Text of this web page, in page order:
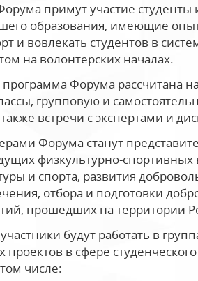
примут участие студенты
образования, имеющие
и вовлекать студентов в
на волонтерских началах.
Форума рассчитана
групповую и
встречи с экспертами и
Форума станут
физкультурно-спортивных
и спорта, развития
отбора и подготовки
прошедших на территории
будут работать в
в сфере
числе: